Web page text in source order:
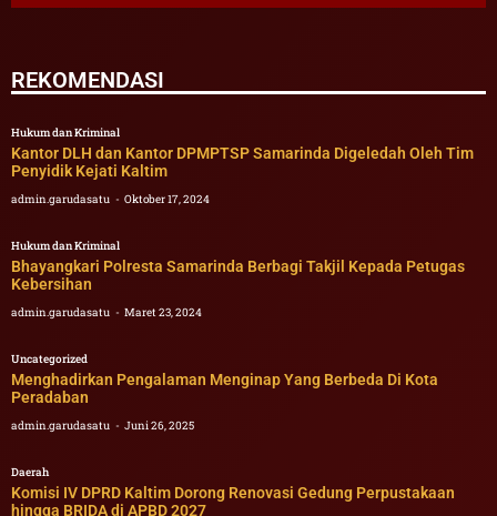
REKOMENDASI
Hukum dan Kriminal
Kantor DLH dan Kantor DPMPTSP Samarinda Digeledah Oleh Tim
Penyidik Kejati Kaltim
admin.garudasatu Oktober 17, 2024
Hukum dan Kriminal
Bhayangkari Polresta Samarinda Berbagi Takjil Kepada Petugas
Kebersihan
admin.garudasatu Maret 23, 2024
Uncategorized
Menghadirkan Pengalaman Menginap Yang Berbeda Di Kota
Peradaban
admin.garudasatu Juni 26, 2025
Daerah
Komisi IV DPRD Kaltim Dorong Renovasi Gedung Perpustakaan
hingga BRIDA di APBD 2027